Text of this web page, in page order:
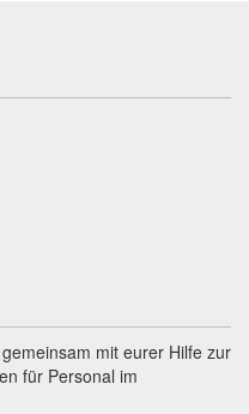
mit eurer Hilfe zur
für Personal im